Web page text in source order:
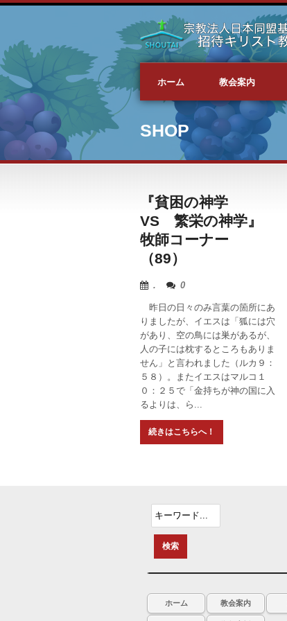
ホーム 教会案内
SHOP
『貧困の神学
VS 繁栄の神学』
牧師コーナー
（89）
. 0
昨日の日々のみ言葉の箇所にあ
りましたが、イエスは「狐には穴
があり、空の鳥には巣があるが、
人の子には枕するところもありま
せん」と言われました（ルカ９：
５８）。またイエスはマルコ１
０：２５で「金持ちが神の国に入
るよりは、ら...
ホーム 教会案内